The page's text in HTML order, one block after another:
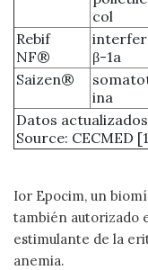
col
Rebif
NF®
β-1a
Saizen®
ina
Datos
Source: CECMED
Ior Epocim, un
también autorizado
estimulante de la
anemia.